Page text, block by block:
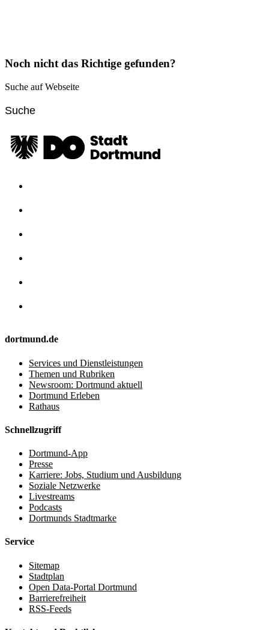
Noch nicht das Richtige gefunden?
Suche auf Webseite
dortmund.de
Services und Dienstleistungen
Themen und Rubriken
Newsroom: Dortmund aktuell
Dortmund Erleben
Rathaus
Schnellzugriff
Dortmund-App
Presse
Karriere: Jobs, Studium und Ausbildung
Soziale Netzwerke
Livestreams
Podcasts
Dortmunds Stadtmarke
Service
Sitemap
Stadtplan
Open Data-Portal Dortmund
Barrierefreiheit
RSS-Feeds